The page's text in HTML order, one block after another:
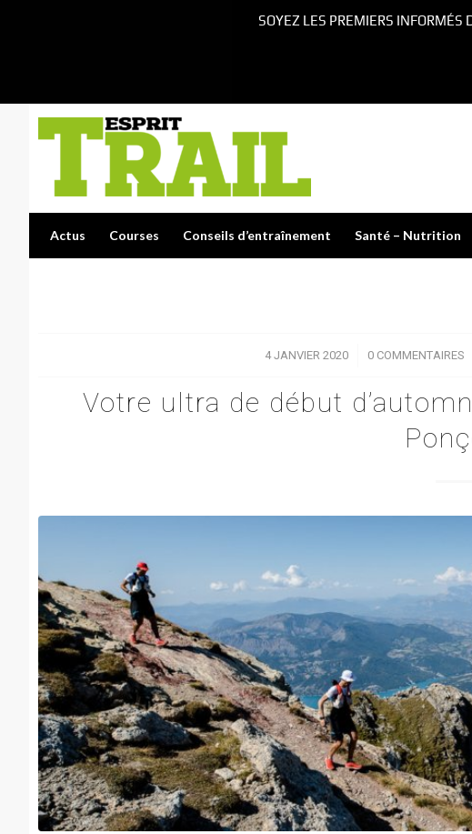
Actus Courses Conseils d’entraînement Santé – Nutrition
4 JANVIER 2020
/ 0 COMMENTAIRES
/
Votre ultra de début
SOYEZ LES PREMIERS